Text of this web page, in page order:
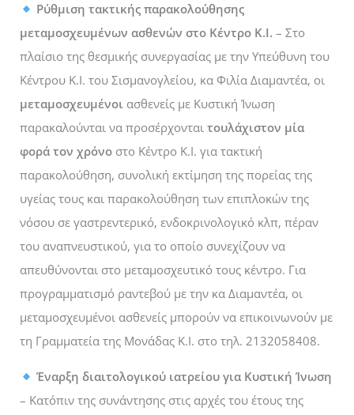
Ρύθμιση τακτικής παρακολούθησης
μεταμοσχευμένων ασθενών στο Κέντρο Κ.Ι. – Στο
πλαίσιο της θεσμικής συνεργασίας με την Υπεύθυνη του
Κέντρου Κ.Ι. του Σισμανογλείου, κα Φιλία Διαμαντέα, οι
μεταμοσχευμένοι ασθενείς με Κυστική Ίνωση
παρακαλούνται να προσέρχονται τουλάχιστον μία
φορά τον χρόνο στο Κέντρο Κ.Ι. για τακτική
παρακολούθηση, συνολική εκτίμηση της πορείας της
υγείας τους και παρακολούθηση των επιπλοκών της
νόσου σε γαστρεντερικό, ενδοκρινολογικό κλπ, πέραν
του αναπνευστικού, για το οποίο συνεχίζουν να
απευθύνονται στο μεταμοσχευτικό τους κέντρο. Για
προγραμματισμό ραντεβού με την κα Διαμαντέα, οι
μεταμοσχευμένοι ασθενείς μπορούν να επικοινωνούν με
τη Γραμματεία της Μονάδας Κ.Ι. στο τηλ. 2132058408.
Έναρξη διαιτολογικού ιατρείου για Κυστική Ίνωση
– Κατόπιν της συνάντησης στις αρχές του έτους της